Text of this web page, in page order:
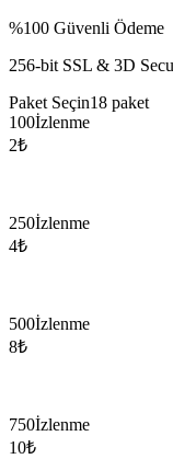
%100 Güvenli Ödeme
256-bit SSL & 3D
Paket Seçin18 paket
100İzlenme
2₺
250İzlenme
4₺
500İzlenme
8₺
750İzlenme
10₺